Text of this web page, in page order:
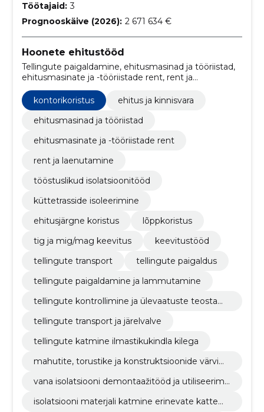
Töötajaid: 3
Prognooskäive (2026): 2 671 634 €
Hoonete ehitustööd
Tellingute paigaldamine, ehitusmasinad ja tööriistad,
ehitusmasinate ja -tööriistade rent, rent ja
laenutamine, tööstuslikud isolatsioonitööd,
küttetrasside isoleerimine, ehitusjärgne koristus,
lõppkoristus, tig ja mig/mag keevitus,
KEEVITUSTÖÖD
kontorikoristus
ehitus ja kinnisvara
ehitusmasinad ja tööriistad
ehitusmasinate ja -tööriistade rent
rent ja laenutamine
tööstuslikud isolatsioonitööd
küttetrasside isoleerimine
ehitusjärgne koristus
lõppkoristus
tig ja mig/mag keevitus
keevitustööd
tellingute transport
tellingute paigaldus
tellingute paigaldamine ja lammutamine
tellingute kontrollimine ja ülevaatuste teostami
tellingute transport ja järelvalve
tellingute katmine ilmastikukindla kilega
mahutite, torustike ja konstruktsioonide värvimi
vana isolatsiooni demontaažitööd ja utiliseerimi
isolatsiooni materjali katmine erinevate kattem